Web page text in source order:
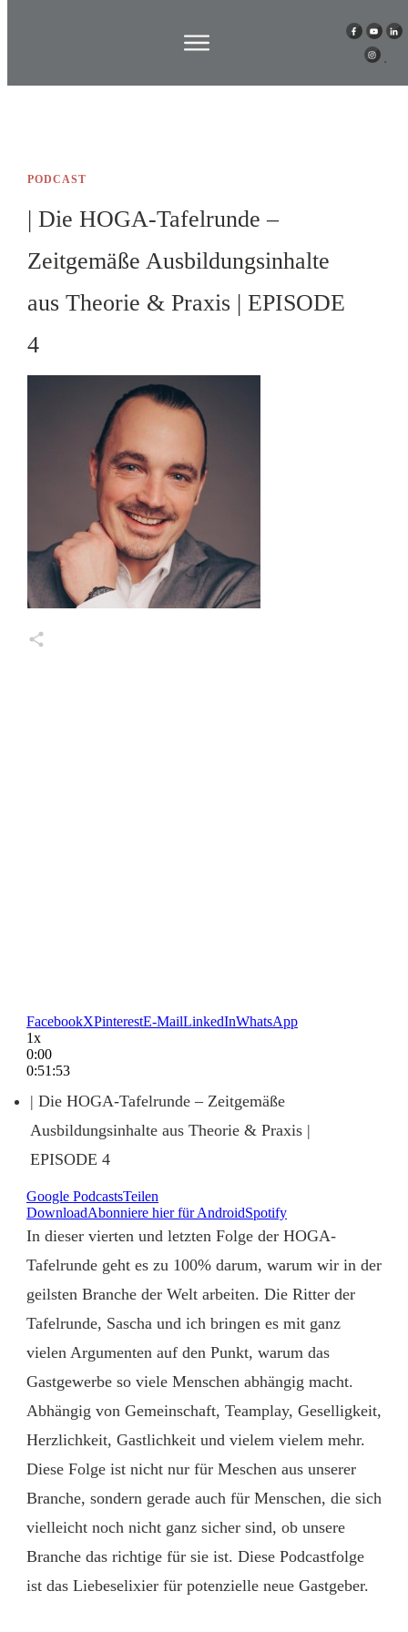
PODCAST
| Die HOGA-Tafelrunde –
Zeitgemäße Ausbildungsinhalte
aus Theorie & Praxis | EPISODE
4
Markus Wessel
FacebookXPinterestE-MailLinkedInWhatsApp
1x
0:00
0:51:53
| Die HOGA-Tafelrunde – Zeitgemäße
Ausbildungsinhalte aus Theorie & Praxis |
EPISODE 4
Google PodcastsTeilen
DownloadAbonniere hier für AndroidSpotify
In dieser vierten und letzten Folge der HOGA-
Tafelrunde geht es zu 100% darum, warum wir in der
geilsten Branche der Welt arbeiten. Die Ritter der
Tafelrunde, Sascha und ich bringen es mit ganz
vielen Argumenten auf den Punkt, warum das
Gastgewerbe so viele Menschen abhängig macht.
Abhängig von Gemeinschaft, Teamplay, Geselligkeit,
Herzlichkeit, Gastlichkeit und vielem vielem mehr.
Diese Folge ist nicht nur für Meschen aus unserer
Branche, sondern gerade auch für Menschen, die sich
vielleicht noch nicht ganz sicher sind, ob unsere
Branche das richtige für sie ist. Diese Podcastfolge
ist das Liebeselixier für potenzielle neue Gastgeber.